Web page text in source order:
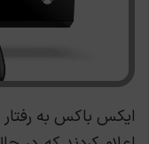
ایکس ‌باکس به رفتار